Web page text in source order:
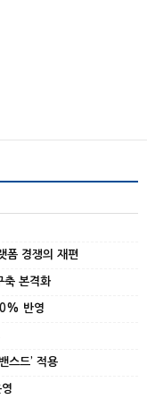
폼 경쟁의 재편
축 본격화
반영
스드’ 적용